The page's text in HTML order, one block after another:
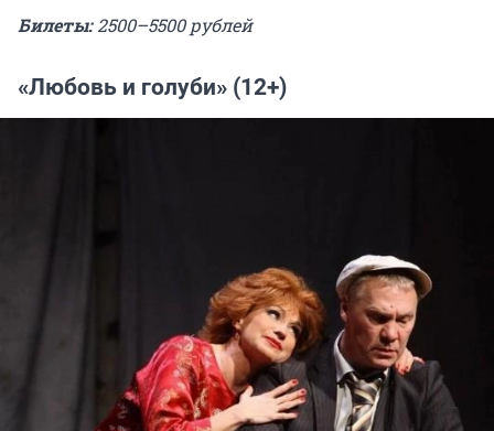
Билеты:2500–5500 рублей
«Любовь и голуби» (12+)